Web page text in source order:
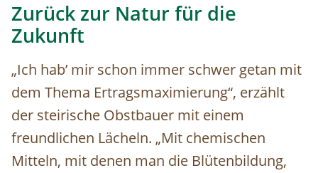
Zurück zur Natur für die
Zukunft
„Ich hab’ mir schon immer schwer getan mit
dem Thema Ertragsmaximierung“, erzählt
der steirische Obstbauer mit einem
freundlichen Lächeln. „Mit chemischen
Mitteln, mit denen man die Blütenbildung,